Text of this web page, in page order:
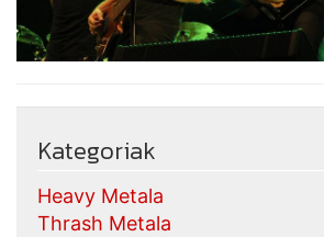
Kategoriak
Heavy Metala
Thrash Metala